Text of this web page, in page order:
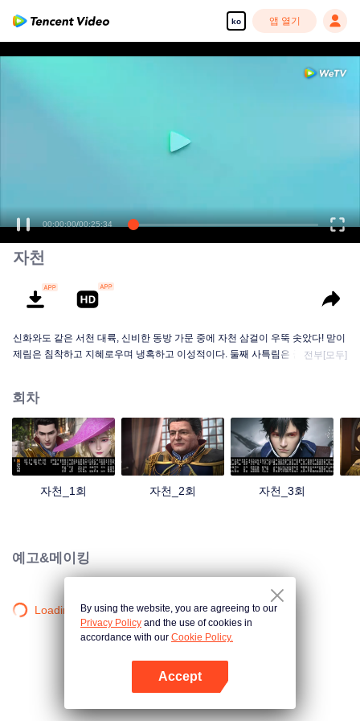
ko 앱 열기
00:00:00/00:25:34
자천
신화와도 같은 서천 대륙, 신비한 동방 가문 중에 자천 삼걸이 우뚝 솟았다! 맏이
제림은 침착하고 지혜로우며 냉혹하고 이성적이다. 둘째 사특림은 군을 잘 다스
피와 불, 칼과 검의 충돌 속에서 펼쳐지는 방대한 서사시적 이야기. 서로 다른 성
격의 인물들이 장렬하면서도 애절한 전설적인 비가를 써 내려가는데…
전부[모두]
회차
자천_1회 자천_2회 자천_3회
예고&메이킹
Loading…By using the website, you are agreeing to our
Privacy Policy and the use of cookies in
accordance with our Cookie Policy.
Accept